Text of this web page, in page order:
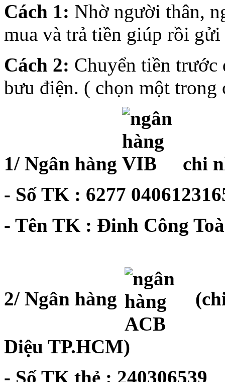
Cách 1: Nhờ người thân,
mua và trả tiền giúp rồi gửi
Cách 2: Chuyển tiền trước
bưu điện. ( chọn một trong
1/ Ngân hàng
chi
- Số TK : 6277
- Tên TK : Đinh Công
2/ Ngân hàng
Diệu TP.HCM)
- Số TK thẻ : 240306539